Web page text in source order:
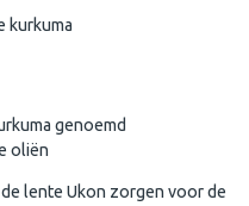
kurkuma
genoemd
oliën
lente Ukon zorgen voor de